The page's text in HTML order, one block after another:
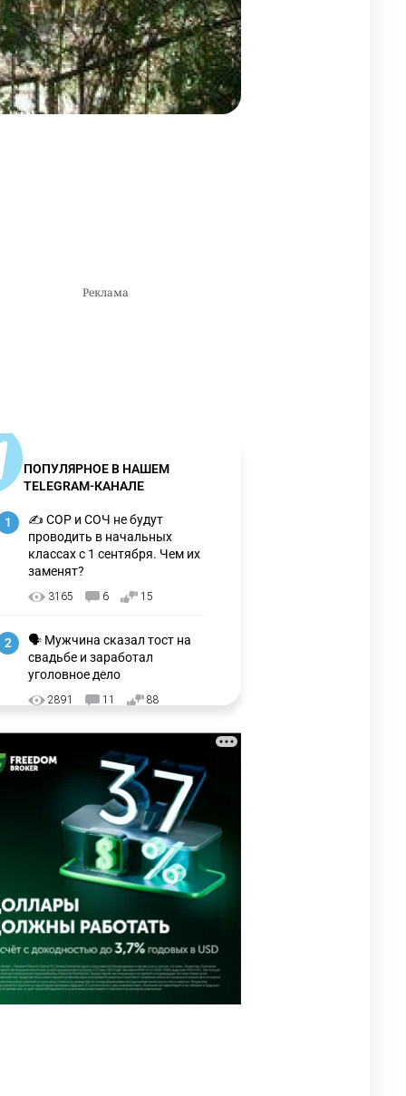
ПОПУЛЯРНОЕ В НАШЕМ
TELEGRAM-КАНАЛЕ
1
✍️ СОР и СОЧ не будут
проводить в начальных
классах с 1 сентября. Чем их
заменят?
3165 6 15
2
🗣 Мужчина сказал тост на
свадьбе и заработал
уголовное дело
2891 11 88
Переписку из телефона
Нурай Серикбай в день
похищения зачитали в суде
2906 0 19
⚠️ Доброе утро, друзья!
Предлагаем обзор главных
новостей за 4 августа
2708 0 1
5
🗣Глава государства
направил телеграмму
соболезнования родным и